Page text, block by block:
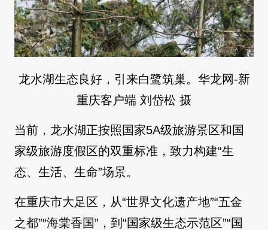
龙水湖生态良好，引来白鹭筑巢。华龙网-新
重庆客户端 刘岱松 摄
当前，龙水湖正按照国家5A级旅游景区和国
家级旅游度假区的双重标准，致力构建“生
态、生活、生命”场景。
在重庆市大足区，从“世界文化遗产地”“五金
之都”“海棠香国”，到“国家级生态示范区”“国